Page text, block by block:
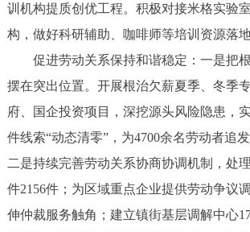
训机构提质创优工程。积极对接米格实验
构，做好科研辅助、咖啡师等培训资源落地
促进劳动关系保持和谐稳定：一是把根
摆在突出位置。开展根治欠薪夏季、冬季
府、国企投资项目，深挖源头风险隐患，
件线索“动态清零”，为4700余名劳动者追发
二是持续完善劳动关系协商协调机制，处
件2156件；为区域重点企业提供劳动争议
伸仲裁服务触角；建立镇街基层调解中心